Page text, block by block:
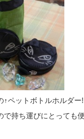
↑ペットボトルホルダー!
で持ち運びにとっても